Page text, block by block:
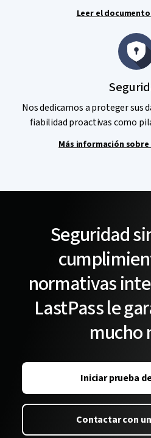
Leer el
Nos dedicamos a proteger sus
fiabilidad proactivas como
Más información
Seguridad
normativas
LastPass le
mucho
Iniciar prueba
Contactar con